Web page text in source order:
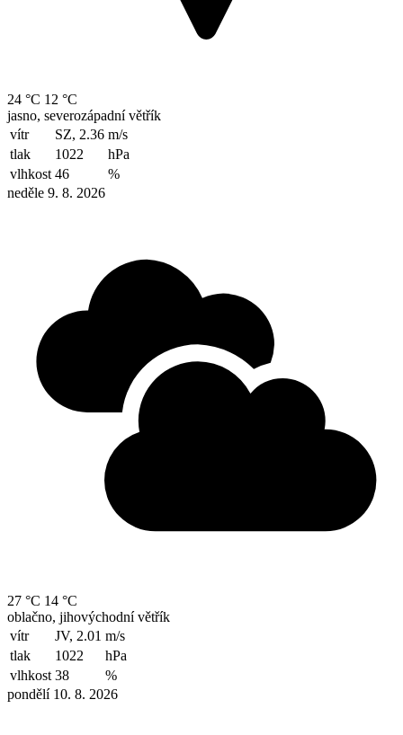
24 °C 12 °C
jasno, severozápadní větřík
vítr
SZ, 2.36 m/s
tlak
1022
hPa
vlhkost 46
%
neděle 9. 8. 2026
27 °C 14 °C
oblačno, jihovýchodní větřík
vítr
JV, 2.01 m/s
tlak
1022
hPa
vlhkost 38
%
pondělí 10. 8. 2026